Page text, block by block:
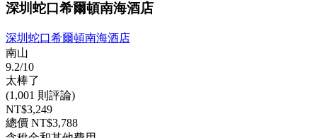
深圳蛇口希爾頓南海酒店
深圳蛇口希爾頓南海酒店
南山
9.2/10
太棒了
(1,001 則評論)
NT$3,249
總價 NT$3,788